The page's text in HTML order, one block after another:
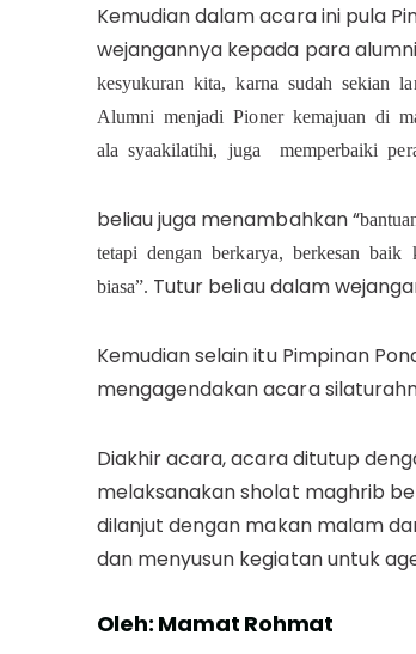
Kemudian dalam acara ini pula
wejangannya kepada para
kesyukuran kita, karna sudah sekian
Alumni menjadi Pioner kemajuan di
ala syaakilatihi, juga memperbaiki
beliau juga menambahkan “
tetapi dengan berkarya, berkesan
biasa”. Tutur beliau dalam
Kemudian selain itu Pimpinan
mengagendakan acara
Diakhir acara, acara ditutup
melaksanakan sholat maghrib
dilanjut dengan makan malam
dan menyusun kegiatan untuk
Oleh: Mamat Rohmat